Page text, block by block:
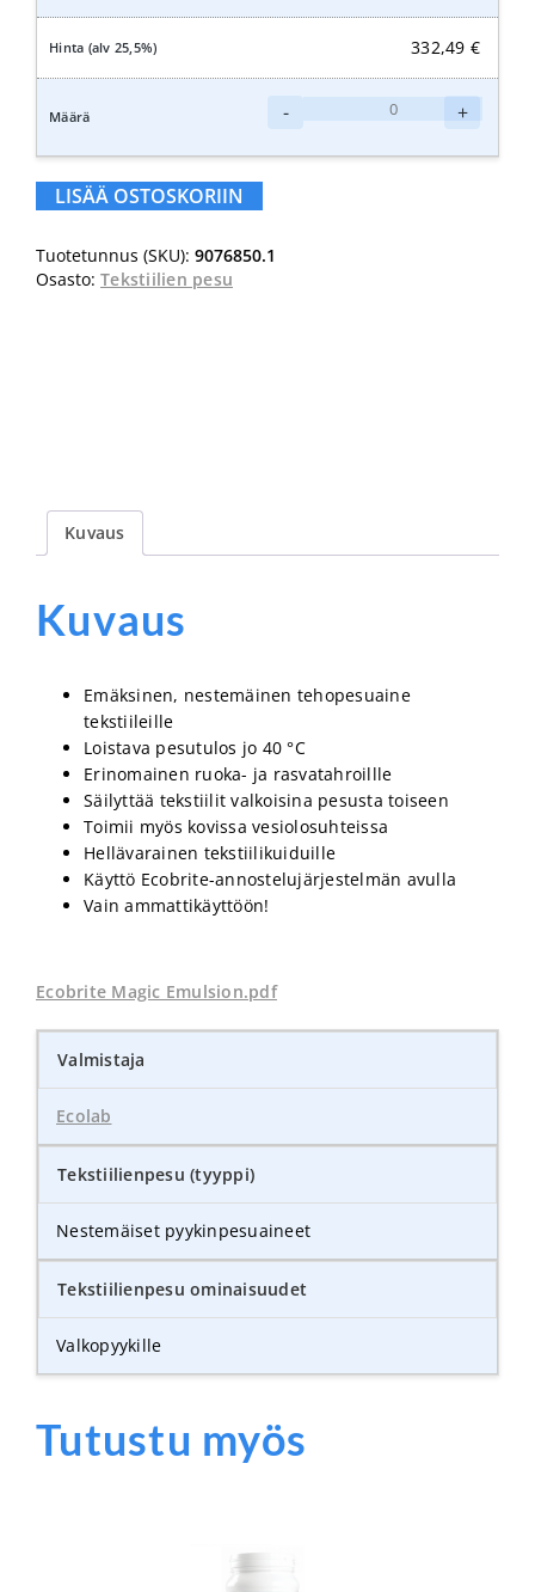
332,49 €
-
Magic
+
LISÄÄ OSTOSKORIIN
Tuotetunnus (SKU): 9076850.1
Osasto: Tekstiilien pesu
Kuvaus
Kuvaus
Emäksinen, nestemäinen tehopesuaine
tekstiileille
Loistava pesutulos jo 40 °C
Erinomainen ruoka- ja rasvatahroillle
Säilyttää tekstiilit valkoisina pesusta toiseen
Toimii myös kovissa vesiolosuhteissa
Hellävarainen tekstiilikuiduille
Käyttö Ecobrite-annostelujärjestelmän avulla
Vain ammattikäyttöön!
Ecobrite Magic Emulsion.pdf
Valmistaja
Ecolab
Tekstiilienpesu (tyyppi)
Nestemäiset pyykinpesuaineet
Tekstiilienpesu ominaisuudet
Valkopyykille
Tutustu myös